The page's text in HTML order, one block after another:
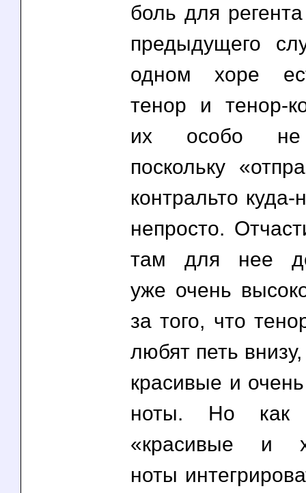
боль для
предыдущего
одном хоре
тенор и тенор-
их особо не
поскольку
контральто куда-
непросто.
там для нее
уже очень
за того, что
любят петь
красивые и
ноты. Но как
«красивые и
ноты